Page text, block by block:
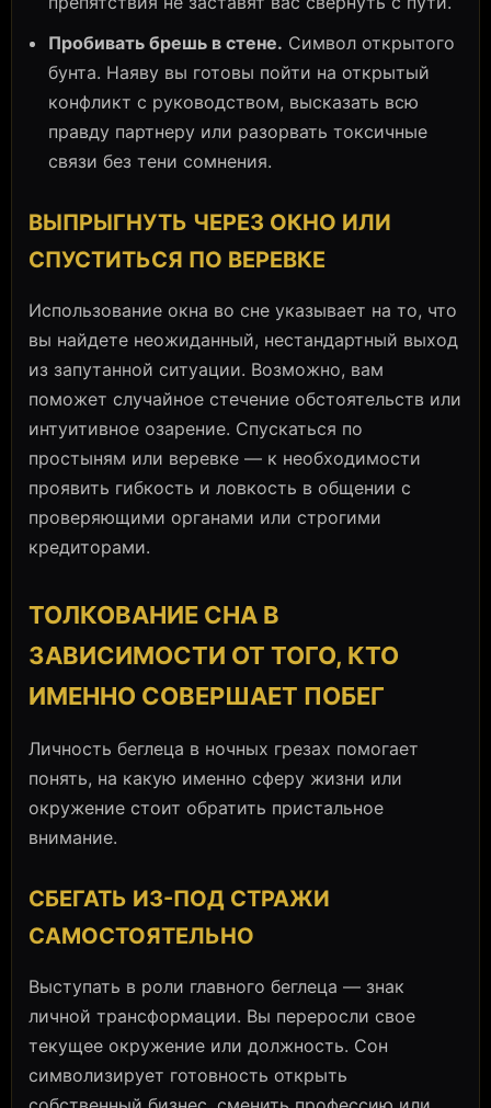
Пробивать брешь в стене. Символ открытого
бунта. Наяву вы готовы пойти на открытый
конфликт с руководством, высказать всю
правду партнеру или разорвать токсичные
связи без тени сомнения.
ВЫПРЫГНУТЬ ЧЕРЕЗ ОКНО ИЛИ
СПУСТИТЬСЯ ПО ВЕРЕВКЕ
Использование окна во сне указывает на то, что
вы найдете неожиданный, нестандартный выход
из запутанной ситуации. Возможно, вам
поможет случайное стечение обстоятельств или
интуитивное озарение. Спускаться по
простыням или веревке — к необходимости
проявить гибкость и ловкость в общении с
проверяющими органами или строгими
кредиторами.
ТОЛКОВАНИЕ СНА В
ЗАВИСИМОСТИ ОТ ТОГО, КТО
ИМЕННО СОВЕРШАЕТ ПОБЕГ
Личность беглеца в ночных грезах помогает
понять, на какую именно сферу жизни или
окружение стоит обратить пристальное
внимание.
СБЕГАТЬ ИЗ-ПОД СТРАЖИ
САМОСТОЯТЕЛЬНО
Выступать в роли главного беглеца — знак
личной трансформации. Вы переросли свое
текущее окружение или должность. Сон
символизирует готовность открыть